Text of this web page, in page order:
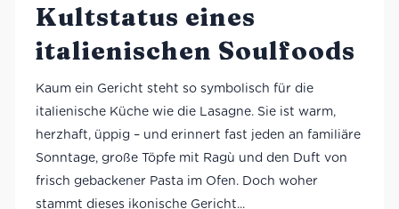
Kultstatus eines
italienischen Soulfoods
Kaum ein Gericht steht so symbolisch für die
italienische Küche wie die Lasagne. Sie ist warm,
herzhaft, üppig – und erinnert fast jeden an familiäre
Sonntage, große Töpfe mit Ragù und den Duft von
frisch gebackener Pasta im Ofen. Doch woher
stammt dieses ikonische Gericht...